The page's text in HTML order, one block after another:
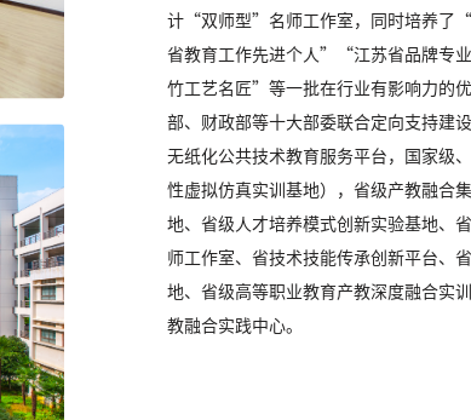
计“双师型”名师工作室，同时培养了
省教育工作先进个人”“江苏省品牌专
竹工艺名匠”等一批在行业有影响力的
部、财政部等十大部委联合定向支持建
无纸化公共技术教育服务平台，国家级
性虚拟仿真实训基地），省级产教融合
地、省级人才培养模式创新实验基地、
师工作室、省技术技能传承创新平台、
地、省级高等职业教育产教深度融合实
教融合实践中心。